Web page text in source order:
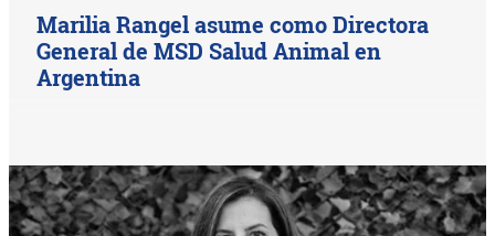
Marilia Rangel asume como Directora
General de MSD Salud Animal en
Argentina